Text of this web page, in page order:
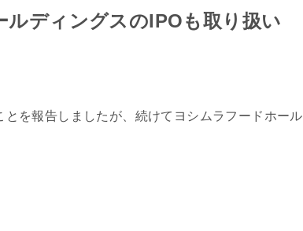
ディングスのIPOも取り扱い
とを報告しましたが、続けてヨシムラフードホール